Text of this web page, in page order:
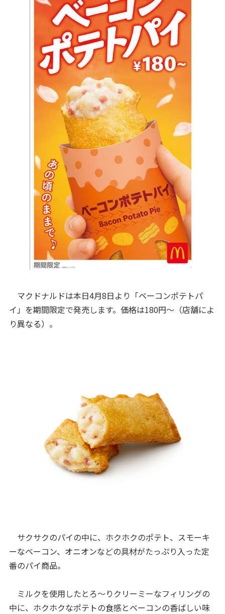
マクドナルドは本日4月8日より「ベーコンポテトパ
イ」を期間限定で発売します。価格は180円～（店舗によ
り異なる）。
サクサクのパイの中に、ホクホクのポテト、スモーキ
ーなベーコン、オニオンなどの具材がたっぷり入った定
番のパイ商品。
ミルクを使用したとろ〜りクリーミーなフィリングの
中に、ホクホクなポテトの食感とベーコンの香ばしい味